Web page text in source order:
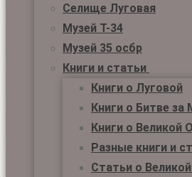
Селище Луговая
Музей Т-34
Музей 35 осбр
Книги и статьи
Книги о Луговой
Книги о Битве за
Книги о Великой
Разные книги и
Статьи о